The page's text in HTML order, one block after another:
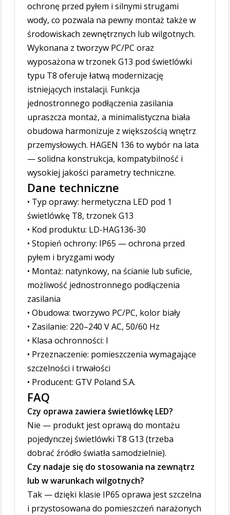
ochronę przed pyłem i silnymi strugami
wody, co pozwala na pewny montaż także w
środowiskach zewnętrznych lub wilgotnych.
Wykonana z tworzyw PC/PC oraz
wyposażona w trzonek G13 pod świetlówki
typu T8 oferuje łatwą modernizację
istniejących instalacji. Funkcja
jednostronnego podłączenia zasilania
upraszcza montaż, a minimalistyczna biała
obudowa harmonizuje z większością wnętrz
przemysłowych. HAGEN 136 to wybór na lata
— solidna konstrukcja, kompatybilność i
wysokiej jakości parametry techniczne.
Dane techniczne
• Typ oprawy: hermetyczna LED pod 1
świetlówkę T8, trzonek G13
• Kod produktu: LD-HAG136-30
• Stopień ochrony: IP65 — ochrona przed
pyłem i bryzgami wody
• Montaż: natynkowy, na ścianie lub suficie,
możliwość jednostronnego podłączenia
zasilania
• Obudowa: tworzywo PC/PC, kolor biały
• Zasilanie: 220–240 V AC, 50/60 Hz
• Klasa ochronności: I
• Przeznaczenie: pomieszczenia wymagające
szczelności i trwałości
• Producent: GTV Poland S.A.
FAQ
Czy oprawa zawiera świetlówkę LED?
Nie — produkt jest oprawą do montażu
pojedynczej świetlówki T8 G13 (trzeba
dobrać źródło światła samodzielnie).
Czy nadaje się do stosowania na zewnątrz
lub w warunkach wilgotnych?
Tak — dzięki klasie IP65 oprawa jest szczelna
i przystosowana do pomieszczeń narażonych